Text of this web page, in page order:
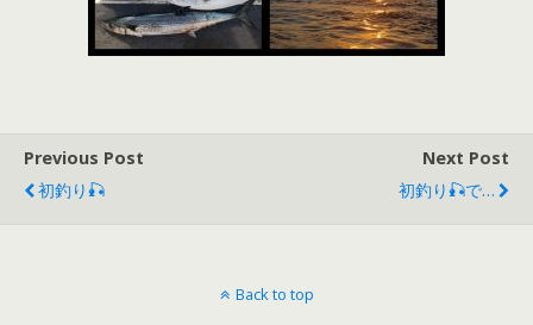
Previous Post
初釣り🎣
Next Post
初釣り🎣で…
Back to top